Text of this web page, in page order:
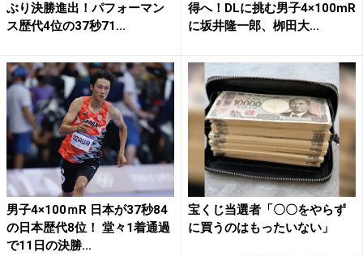
ぶり決勝進出！パフォーマン
ス歴代4位の37秒71...
得へ！DLに挑む男子4×100mR
に坂井隆一郎、栁田大...
男子4×100ｍR 日本が37秒84
の日本歴代8位！ 堂々1着通過
で11日の決勝...
宝くじ当選者「〇〇をやらず
に買うのはもったいない」